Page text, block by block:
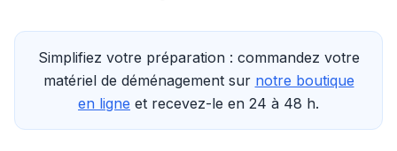
Simplifiez votre préparation : commandez votre
matériel de déménagement sur notre boutique
en ligne et recevez-le en 24 à 48 h.